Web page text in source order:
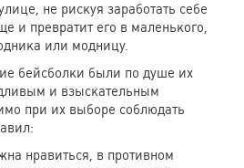
не рискуя заработать себе
и превратит его в маленького,
или модницу.
бейсболки были по душе их
и взыскательным
при их выборе соблюдать
нравиться, в противном